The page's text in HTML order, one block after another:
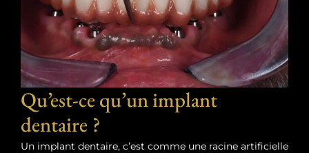
Qu’est-ce qu’un implant
dentaire ?
Un implant dentaire, c’est comme une racine artificielle